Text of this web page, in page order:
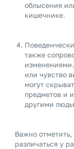
облысения
кишечнике.
также
или чувство
могут
предметов и
другими
Важно
различаться у